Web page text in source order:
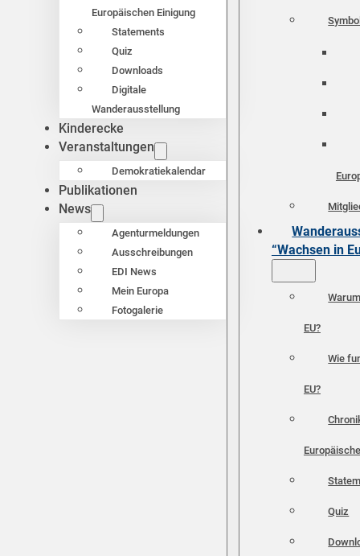
Europäischen Einigung
Statements
Quiz
Downloads
Digitale
Wanderausstellung
Kinderecke
Veranstaltungen
Demokratiekalendar
Publikationen
News
Agenturmeldungen
Ausschreibungen
EDI News
Mein Europa
Fotogalerie
“Wachsen in
EU?
Wie
EU?
Quiz